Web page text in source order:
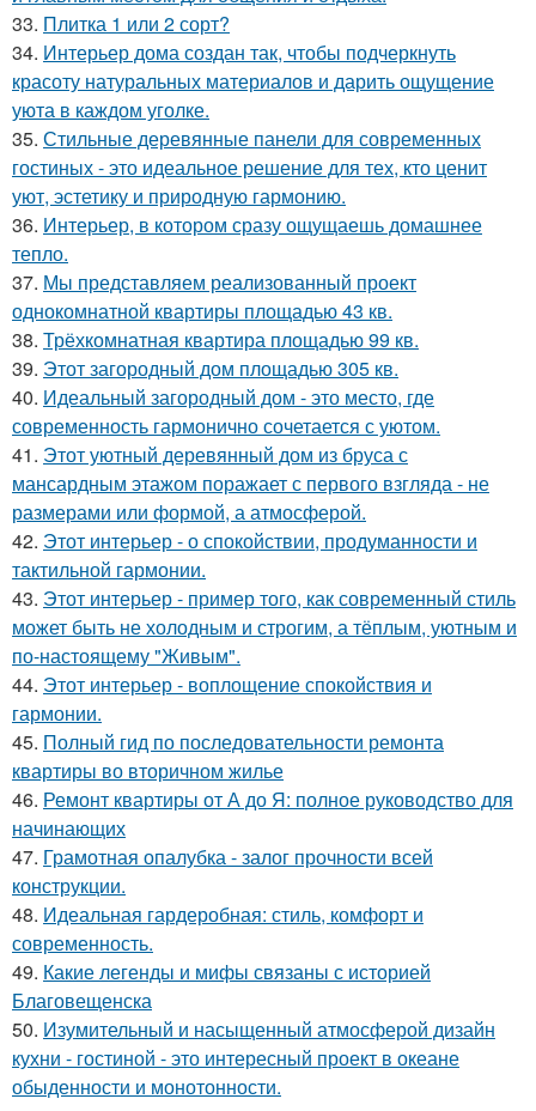
33. Плитка 1 или 2 сорт?
34. Интерьер дома создан так, чтобы подчеркнуть
красоту натуральных материалов и дарить ощущение
уюта в каждом уголке.
35. Стильные деревянные панели для современных
гостиных - это идеальное решение для тех, кто ценит
уют, эстетику и природную гармонию.
36. Интерьер, в котором сразу ощущаешь домашнее
тепло.
37. Мы представляем реализованный проект
однокомнатной квартиры площадью 43 кв.
38. Трёхкомнатная квартира площадью 99 кв.
39. Этот загородный дом площадью 305 кв.
40. Идеальный загородный дом - это место, где
современность гармонично сочетается с уютом.
41. Этот уютный деревянный дом из бруса с
мансардным этажом поражает с первого взгляда - не
размерами или формой, а атмосферой.
42. Этот интерьер - о спокойствии, продуманности и
тактильной гармонии.
43. Этот интерьер - пример того, как современный стиль
может быть не холодным и строгим, а тёплым, уютным и
по-настоящему "Живым".
44. Этот интерьер - воплощение спокойствия и
гармонии.
45. Полный гид по последовательности ремонта
квартиры во вторичном жилье
46. Ремонт квартиры от А до Я: полное руководство для
начинающих
47. Грамотная опалубка - залог прочности всей
конструкции.
48. Идеальная гардеробная: стиль, комфорт и
современность.
49. Какие легенды и мифы связаны с историей
Благовещенска
50. Изумительный и насыщенный атмосферой дизайн
кухни - гостиной - это интересный проект в океане
обыденности и монотонности.